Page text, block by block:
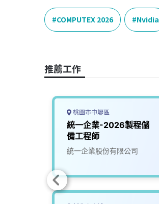
c
e
b
k
n
e
r
e
a
n
k
e
p
y
L
COMPUTEX 2026 Nvidia
推薦工作
桃園市中壢區
統一企業-2026製程儲
備工程師
統一企業股份有限公司